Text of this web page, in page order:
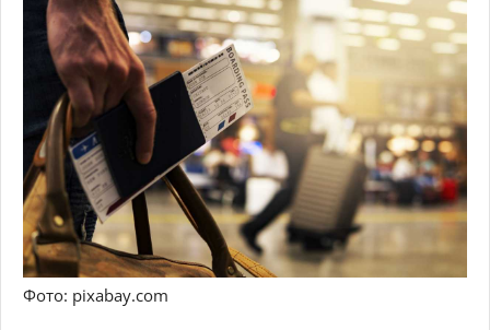
Фото: pixabay.com